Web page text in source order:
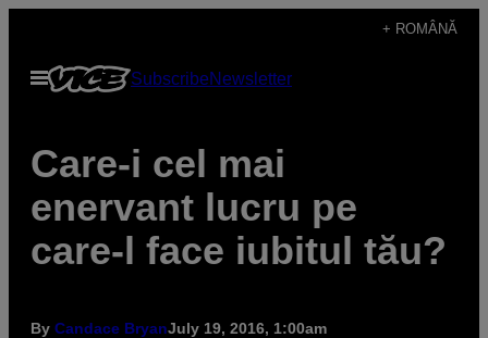
content
+ ROMÂNĂ
Open
Menu
SubscribeNewsletter
Care-i cel mai
enervant lucru pe
care-l face iubitul tău?
By Candace BryanJuly 19, 2016, 1:00am